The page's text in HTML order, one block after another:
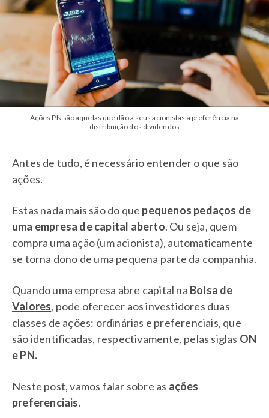
Ações PN são aquelas que dão a seus acionistas a preferência na
distribuição dos dividendos
Antes de tudo, é necessário entender o que são
ações.
Estas nada mais são do que pequenos pedaços de
uma empresa de capital aberto. Ou seja, quem
compra uma ação (um acionista), automaticamente
se torna dono de uma pequena parte da companhia.
Quando uma empresa abre capital na Bolsa de
Valores, pode oferecer aos investidores duas
classes de ações: ordinárias e preferenciais, que
são identificadas, respectivamente, pelas siglas ON
e PN.
Neste post, vamos falar sobre as ações
preferenciais.